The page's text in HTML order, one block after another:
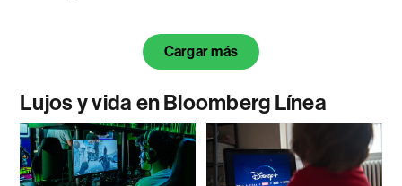
Cargar más
Lujos y vida en Bloomberg Línea